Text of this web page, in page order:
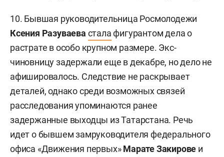
10. Бывшая руководительница Росмолодежи
Ксения Разуваева стала фигурантом дела о
растрате в особо крупном размере. Экс-
чиновницу задержали еще в декабре, но дело не
афишировалось. Следствие не раскрывает
деталей, однако среди возможных связей
расследования упоминаются ранее
задержанные выходцы из Татарстана. Речь
идет о бывшем замруководителя федерального
офиса «Движения первых»Марате Закирове и